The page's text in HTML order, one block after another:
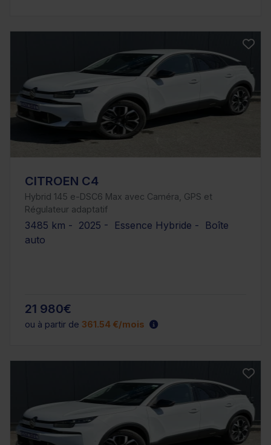
CITROEN C4
Hybrid 145 e-DSC6 Max avec Caméra, GPS et
Régulateur adaptatif
3485 km - 2025 - Essence Hybride - Boîte
auto
21 980€
ou à partir de 361.54 €/mois